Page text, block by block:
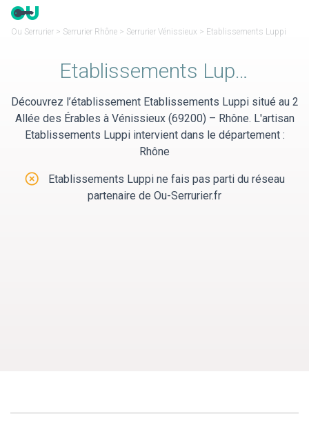
Panneau de gestion des cookies
Ou Serrurier > Serrurier Rhône > Serrurier Vénissieux > Etablissements Luppi
Etablissements Luppi
Découvrez l’établissement Etablissements Luppi situé au 2
Allée des Érables à Vénissieux (69200) – Rhône. L'artisan
Etablissements Luppi intervient dans le département :
Rhône
Etablissements Luppi ne fais pas parti du réseau
partenaire de Ou-Serrurier.fr